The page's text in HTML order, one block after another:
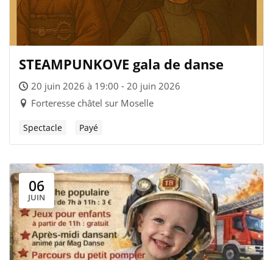
STEAMPUNKOVE gala de danse
20 juin 2026 à 19:00 - 20 juin 2026
Forteresse châtel sur Moselle
Spectacle Payé
06
JUIN